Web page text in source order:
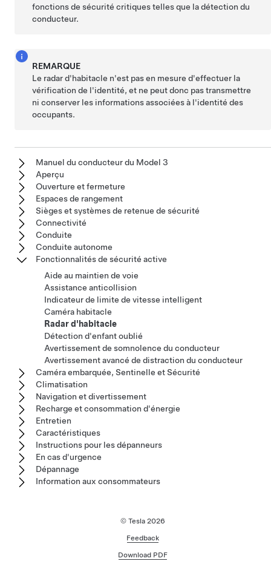
fonctions de sécurité critiques telles que la détection du
conducteur.
REMARQUE
Le radar d'habitacle n'est pas en mesure d'effectuer la
vérification de l'identité, et ne peut donc pas transmettre
ni conserver les informations associées à l'identité des
occupants.
Manuel du conducteur du Model 3
Aperçu
Ouverture et fermeture
Espaces de rangement
Sièges et systèmes de retenue de sécurité
Connectivité
Conduite
Conduite autonome
Fonctionnalités de sécurité active
Aide au maintien de voie
Assistance anticollision
Indicateur de limite de vitesse intelligent
Caméra habitacle
Radar d'habitacle
Détection d'enfant oublié
Avertissement de somnolence du conducteur
Avertissement avancé de distraction du conducteur
Caméra embarquée, Sentinelle et Sécurité
Climatisation
Navigation et divertissement
Recharge et consommation d'énergie
Entretien
Caractéristiques
Instructions pour les dépanneurs
En cas d'urgence
Dépannage
Information aux consommateurs
© Tesla 2026
Feedback
Download PDF